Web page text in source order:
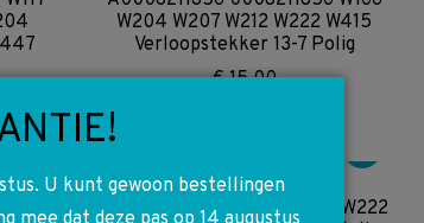
W204 W207 W212 W222 W415
Verloopstekker 13-7 Polig
€15,00
A2226947582 2226947582 W222
U kunt gewoon bestellingen